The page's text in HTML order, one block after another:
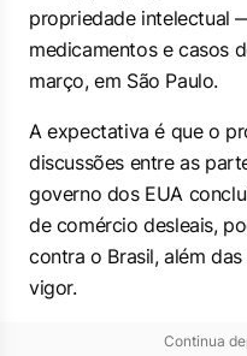
propriedade intelectual
medicamentos e casos
março, em São Paulo.
A expectativa é que o
discussões entre as
governo dos EUA
de comércio desleais,
contra o Brasil, além
vigor.
Continua